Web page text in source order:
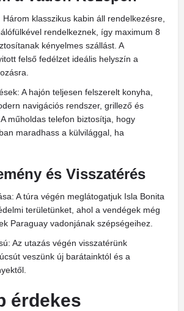
klasszikus kabin áll rendelkezésre,
rendelkeznek, így maximum 8
kényelmes szállást. A
felső fedélzet ideális helyszín a
A hajón teljesen felszerelt konyha,
navigációs rendszer, grillező és
műholdas telefon biztosítja, hogy
maradhass a külvilággal, ha
és Visszatérés
A túra végén meglátogatjuk Isla Bonita
területünket, ahol a vendégek még
Paraguay vadonjának szépségeihez.
Az utazás végén visszatérünk
veszünk új barátainktól és a
érdekes